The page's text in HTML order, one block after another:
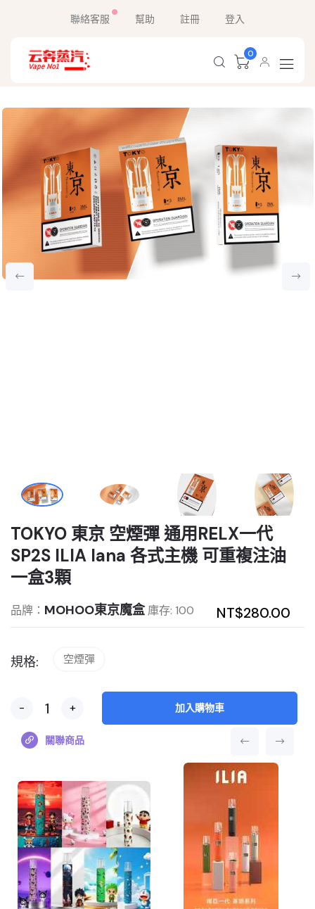
聯絡客服 幫助 註冊 登入
0
TOKYO 東京 空煙彈 通用RELX一代
SP2S ILIA lana 各式主機 可重複注油
一盒3顆
品牌： MOHOO東京魔盒 NT$280.00
庫存: 100
規格: 空煙彈
- + 加入購物車
關聯商品